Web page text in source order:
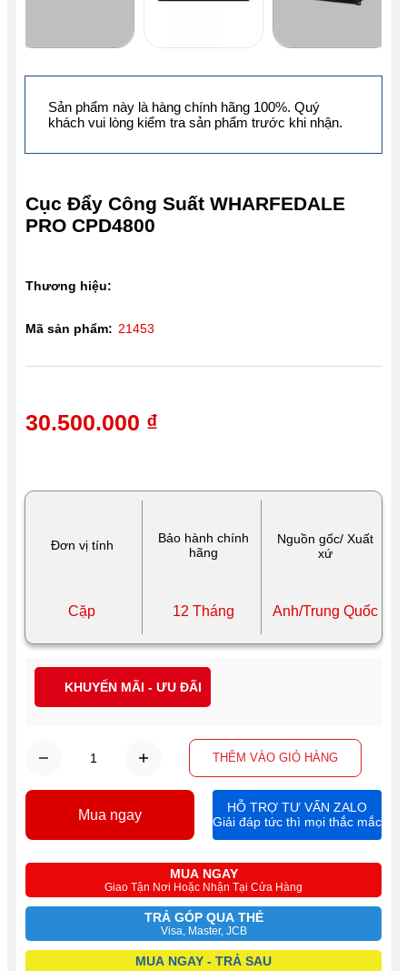
Đơn vị tính
Bảo hành chính
hãng
Nguồn gốc/ Xuất
xứ
Cặp 12 Tháng Anh/Trung Quốc
Cục Đẩy Công Suất WHARFEDALE
PRO CPD4800
THÊM VÀO GIỎ HÀNG
MUA NGAY
Giao Tận Nơi Hoặc Nhận Tại Cửa Hàng
TRẢ GÓP QUA THẺ
Visa, Master, JCB
MUA NGAY - TRẢ SAU
30.500.000 ₫
Thương hiệu:
Mã sản phẩm: 21453
Mua ngay
HỖ TRỢ TƯ VẤN ZALO
Giải đáp tức thì mọi thắc mắc
KHUYẾN MÃI - ƯU ĐÃI
Sản phẩm này là hàng chính hãng 100%. Quý
khách vui lòng kiểm tra sản phẩm trước khi nhận.